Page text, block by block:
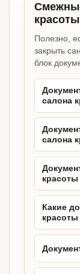
красоты
Полезно,
закрыть
блок
салона
салона
красоты
Какие
красоты